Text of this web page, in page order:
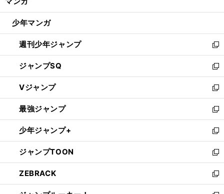
ウ
開
く
少年マンガ
週刊少年ジャンプ
新
し
い
ウ
ィ
ン
ド
ウ
で
開
く
ジャンプSQ
新
し
い
ウ
ィ
ン
ド
ウ
で
開
く
Vジャンプ
新
し
い
ウ
ィ
ン
ド
ウ
で
開
最強ジャンプ
新
し
い
ウ
ィ
ン
ド
ウ
少年ジャンプ+
新
し
い
ウ
ィ
ン
ジャンプTOON
新
し
い
ウ
ZEBRACK
新
し